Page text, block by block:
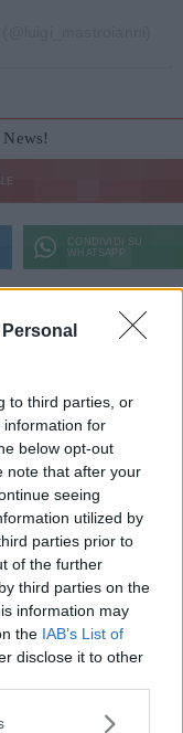
to third parties, or
information for
below opt-out
note that after your
seeing
utilized by
parties prior to
of the further
third parties on the
information may
the IAB’s List of
disclose it to other
or more Google
CONDIVIDI SU
WHATSAPP
condividere e
i più belli di
altri
quello che è
sempre"
e le
Gibran su